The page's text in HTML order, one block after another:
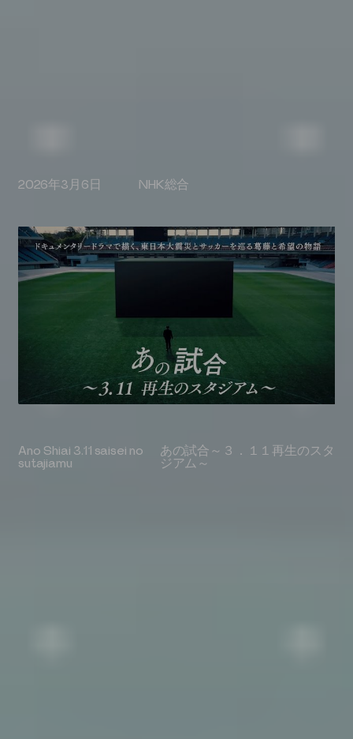
_01 ABOUT →
WORKS
AWARDS →
_04 NEWS→
Contact Us →
劇場公開 2027年1月
muyou no hito 映画『無用の人』
2026年3月6日 NHK総合
Ano Shiai 3.11 saisei no
sutajiamu
あの試合～３．１１再生のスタ
ジアム～
1987～現在 テレビ朝日
See The World By Train 世界の車窓から
2018～現在 BS-TBS
Hiroshi's camping solo ヒロシのぼっちキャンプ